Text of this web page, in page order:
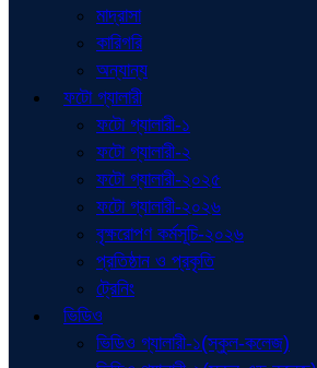
মাদ্রাসা
কারিগরি
অন্যান্য
ফটো গ্যালারী
ফটো গ্যালারী-১
ফটো গ্যালারী-২
ফটো গ্যালারী-২০২৫
ফটো গ্যালারী-২০২৬
বৃক্ষরোপণ কর্মসূচি-২০২৬
প্রতিষ্ঠান ও প্রকৃতি
ট্রেনিং
ভিডিও
ভিডিও গ্যালারী-১(স্কুল-কলেজ)